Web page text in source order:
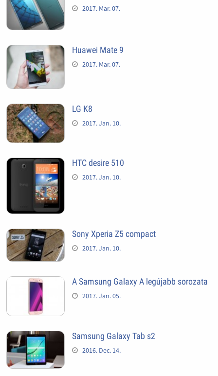
2017. Mar. 07.
Huawei Mate 9
2017. Mar. 07.
LG K8
2017. Jan. 10.
HTC desire 510
2017. Jan. 10.
Sony Xperia Z5 compact
2017. Jan. 10.
A Samsung Galaxy A legújabb sorozata
2017. Jan. 05.
Samsung Galaxy Tab s2
2016. Dec. 14.